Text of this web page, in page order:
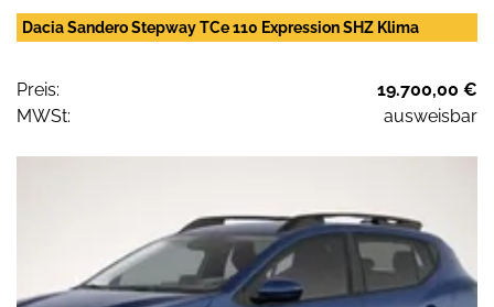
Dacia Sandero Stepway TCe 110 Expression SHZ Klima
Preis:
19.700,00 €
MWSt:
ausweisbar